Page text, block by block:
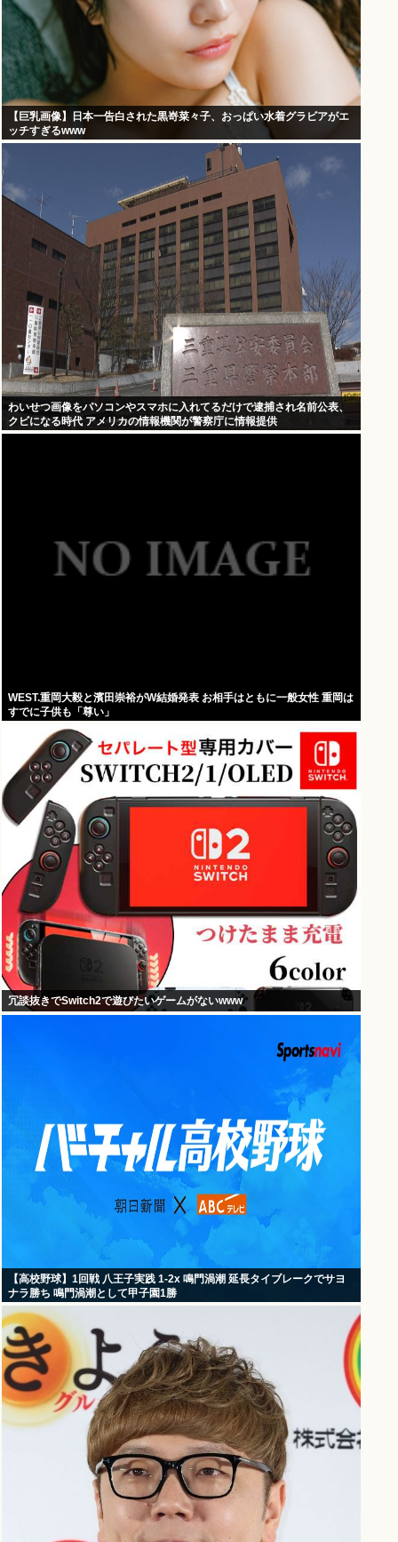
【巨乳画像】日本一告白された黒嵜菜々子、おっぱい水着グラビアがエ
ッチすぎるwww
わいせつ画像をパソコンやスマホに入れてるだけで逮捕され名前公表、
クビになる時代 アメリカの情報機関が警察庁に情報提供
WEST.重岡大毅と濱田崇裕がW結婚発表 お相手はともに一般女性 重岡は
すでに子供も「尊い」
冗談抜きでSwitch2で遊びたいゲームがないwww
【高校野球】1回戦 八王子実践 1-2x 鳴門渦潮 延長タイブレークでサヨ
ナラ勝ち 鳴門渦潮として甲子園1勝